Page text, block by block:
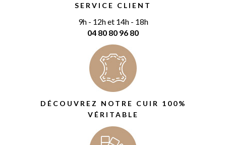
SERVICE CLIENT
9h - 12h et 14h - 18h
04 80 80 96 80
DÉCOUVREZ NOTRE CUIR 100%
VÉRITABLE